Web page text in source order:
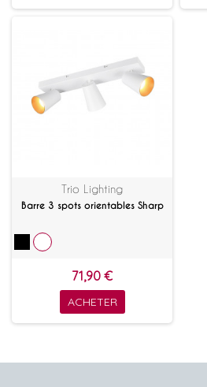
Trio Lighting
Barre 3 spots orientables Sharp
71,90 €
ACHETER